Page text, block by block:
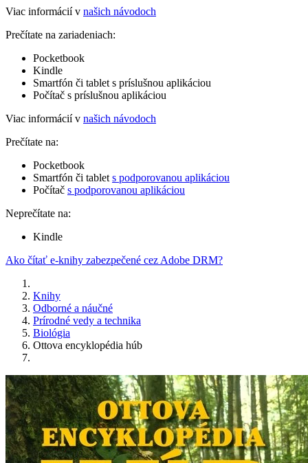
Viac informácií v našich návodoch
Prečítate na zariadeniach:
Pocketbook
Kindle
Smartfón či tablet s príslušnou aplikáciou
Počítač s príslušnou aplikáciou
Viac informácií v našich návodoch
Prečítate na:
Pocketbook
Smartfón či tablet s podporovanou aplikáciou
Počítač s podporovanou aplikáciou
Neprečítate na:
Kindle
Ako čítať e-knihy zabezpečené cez Adobe DRM?
Knihy
Odborné a náučné
Prírodné vedy a technika
Biológia
Ottova encyklopédia húb